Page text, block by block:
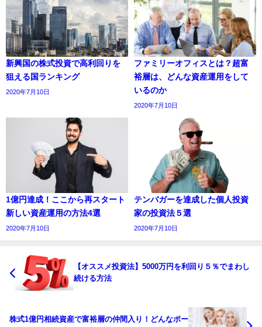
新興国の株式投資で高利回りを
狙える国ランキング
2020年7月10日
ファミリーオフィスとは？超富
裕層は、どんな資産運用をして
いるのか
2020年7月10日
1億円達成！ここから再スタート
新しい資産運用の方法4選
2020年7月10日
テンバガーを達成した個人投資
家の投資法５選
2020年7月10日
【オススメ投資法】5000万円を利回り５％でまわし
続ける方法
株式1億円相続資産で富裕層の仲間入り！どんなポー